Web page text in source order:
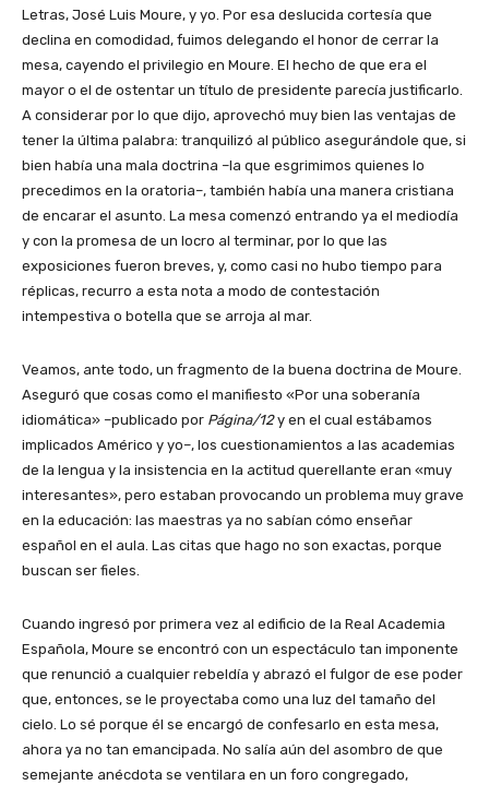
Letras, José Luis Moure, y yo. Por esa deslucida cortesía que
declina en comodidad, fuimos delegando el honor de cerrar la
mesa, cayendo el privilegio en Moure. El hecho de que era el
mayor o el de ostentar un título de presidente parecía justificarlo.
A considerar por lo que dijo, aprovechó muy bien las ventajas de
tener la última palabra: tranquilizó al público asegurándole que, si
bien había una mala doctrina –la que esgrimimos quienes lo
precedimos en la oratoria–, también había una manera cristiana
de encarar el asunto. La mesa comenzó entrando ya el mediodía
y con la promesa de un locro al terminar, por lo que las
exposiciones fueron breves, y, como casi no hubo tiempo para
réplicas, recurro a esta nota a modo de contestación
intempestiva o botella que se arroja al mar.
Veamos, ante todo, un fragmento de la buena doctrina de Moure.
Aseguró que cosas como el manifiesto «Por una soberanía
idiomática» –publicado por Página/12y en el cual estábamos
implicados Américo y yo–, los cuestionamientos a las academias
de la lengua y la insistencia en la actitud querellante eran «muy
interesantes», pero estaban provocando un problema muy grave
en la educación: las maestras ya no sabían cómo enseñar
español en el aula. Las citas que hago no son exactas, porque
buscan ser fieles.
Cuando ingresó por primera vez al edificio de la Real Academia
Española, Moure se encontró con un espectáculo tan imponente
que renunció a cualquier rebeldía y abrazó el fulgor de ese poder
que, entonces, se le proyectaba como una luz del tamaño del
cielo. Lo sé porque él se encargó de confesarlo en esta mesa,
ahora ya no tan emancipada. No salía aún del asombro de que
semejante anécdota se ventilara en un foro congregado,